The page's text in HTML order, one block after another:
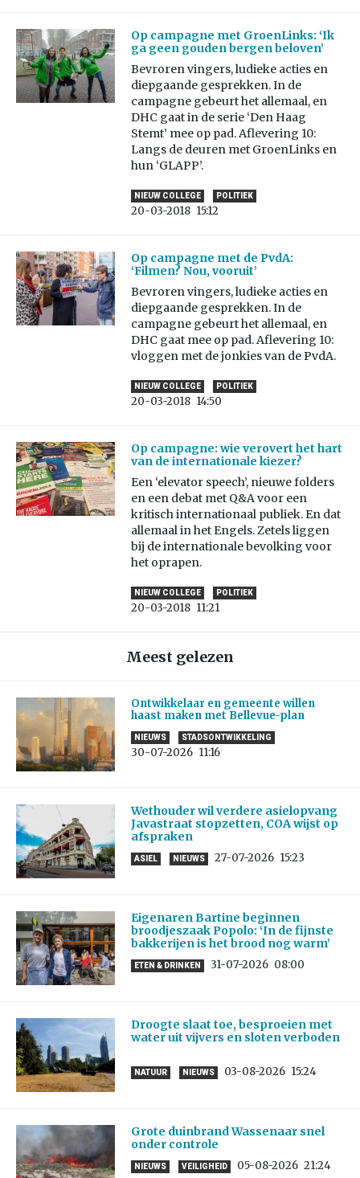
Op campagne met GroenLinks: ‘Ik
ga geen gouden bergen beloven’
Bevroren vingers, ludieke acties en
diepgaande gesprekken. In de
campagne gebeurt het allemaal, en
DHC gaat in de serie ‘Den Haag
Stemt’ mee op pad. Aflevering 10:
Langs de deuren met GroenLinks en
hun ‘GLAPP’.
NIEUW COLLEGE POLITIEK
20-03-2018 15:12
Op campagne met de PvdA:
‘Filmen? Nou, vooruit’
Bevroren vingers, ludieke acties en
diepgaande gesprekken. In de
campagne gebeurt het allemaal, en
DHC gaat mee op pad. Aflevering 10:
vloggen met de jonkies van de PvdA.
NIEUW COLLEGE POLITIEK
20-03-2018 14:50
Op campagne: wie verovert het hart
van de internationale kiezer?
Een ‘elevator speech’, nieuwe folders
en een debat met Q&A voor een
kritisch internationaal publiek. En dat
allemaal in het Engels. Zetels liggen
bij de internationale bevolking voor
het oprapen.
NIEUW COLLEGE POLITIEK
20-03-2018 11:21
Meest gelezen
Ontwikkelaar en gemeente willen
haast maken met Bellevue-plan
NIEUWS STADSONTWIKKELING
30-07-2026 11:16
Wethouder wil verdere asielopvang
Javastraat stopzetten, COA wijst op
afspraken
ASIEL NIEUWS 27-07-2026 15:23
Eigenaren Bartine beginnen
broodjeszaak Popolo: ‘In de fijnste
bakkerijen is het brood nog warm’
ETEN & DRINKEN 31-07-2026 08:00
Droogte slaat toe, besproeien met
water uit vijvers en sloten verboden
NATUUR NIEUWS 03-08-2026 15:24
Grote duinbrand Wassenaar snel
onder controle
NIEUWS VEILIGHEID 05-08-2026 21:24